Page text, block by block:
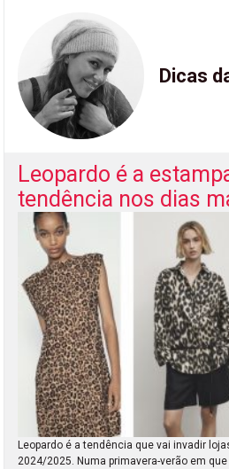
Dicas
Leopardo é a
tendência nos dias
Leopardo é a tendência que vai invadir
2024/2025. Numa primavera-verão em